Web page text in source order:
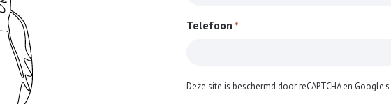
Telefoon *
Deze site is beschermd door reCAPTCHA en Google's